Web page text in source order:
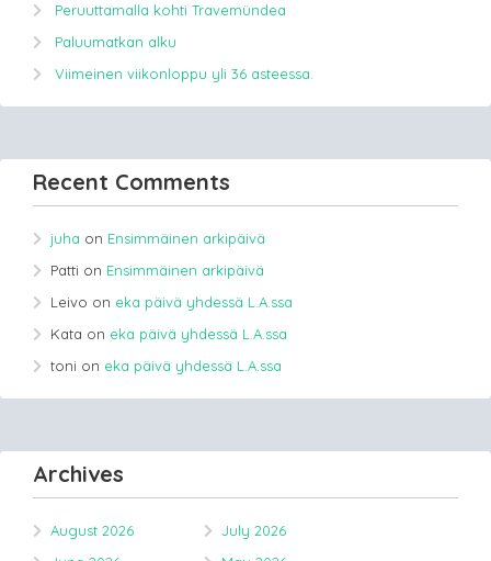
Peruuttamalla kohti Travemündea
Paluumatkan alku
Viimeinen viikonloppu yli 36 asteessa.
Recent Comments
juha on Ensimmäinen arkipäivä
Patti on Ensimmäinen arkipäivä
Leivo on eka päivä yhdessä L.A.ssa
Kata on eka päivä yhdessä L.A.ssa
toni on eka päivä yhdessä L.A.ssa
Archives
August 2026
July 2026